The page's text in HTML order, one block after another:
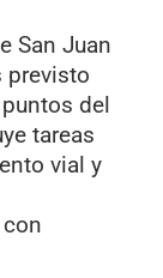
San Juan
previsto
del
tareas
vial y